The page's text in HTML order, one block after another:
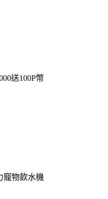
送100P幣
寵物飲水機